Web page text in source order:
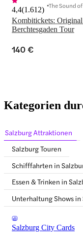
Kombitickets:
Berchtesgaden Tour
4,4(1.612) The Sound
140 €
Kategorien
Salzburg Attraktionen
Salzburg Touren
Schifffahrten in
Essen & Trinken in
Unterhaltung Shows in
Salzburg City Cards